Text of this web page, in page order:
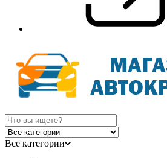
Все категории